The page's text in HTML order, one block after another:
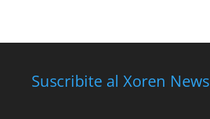
Suscribite al Xoren News